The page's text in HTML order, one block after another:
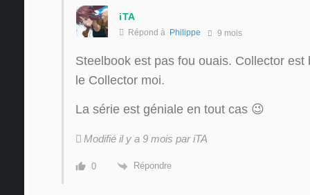
iTA
Répond à Philippe 9 mois
Steelbook est pas fou ouais. Collector est
le Collector moi.
La série est géniale en tout cas 😉
Modifié il y a 9 mois par iTA
0 Répondre